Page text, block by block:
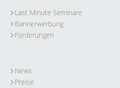
Last Minute Seminare
Bannerwerbung
Förderungen
News
Preise